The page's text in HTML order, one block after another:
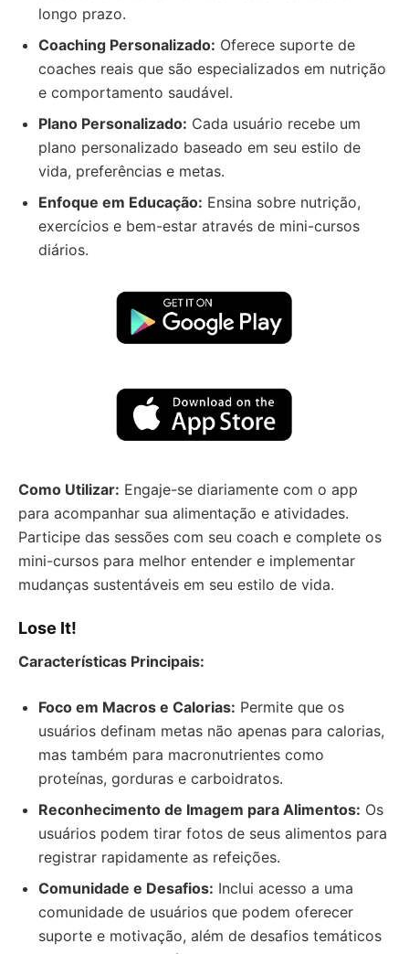
longo prazo.
Coaching Personalizado: Oferece suporte de
coaches reais que são especializados em nutrição
e comportamento saudável.
Plano Personalizado: Cada usuário recebe um
plano personalizado baseado em seu estilo de
vida, preferências e metas.
Enfoque em Educação: Ensina sobre nutrição,
exercícios e bem-estar através de mini-cursos
diários.
Como Utilizar: Engaje-se diariamente com o app
para acompanhar sua alimentação e atividades.
Participe das sessões com seu coach e complete os
mini-cursos para melhor entender e implementar
mudanças sustentáveis em seu estilo de vida.
Lose It!
Características Principais:
Foco em Macros e Calorias: Permite que os
usuários definam metas não apenas para calorias,
mas também para macronutrientes como
proteínas, gorduras e carboidratos.
Reconhecimento de Imagem para Alimentos: Os
usuários podem tirar fotos de seus alimentos para
registrar rapidamente as refeições.
Comunidade e Desafios: Inclui acesso a uma
comunidade de usuários que podem oferecer
suporte e motivação, além de desafios temáticos